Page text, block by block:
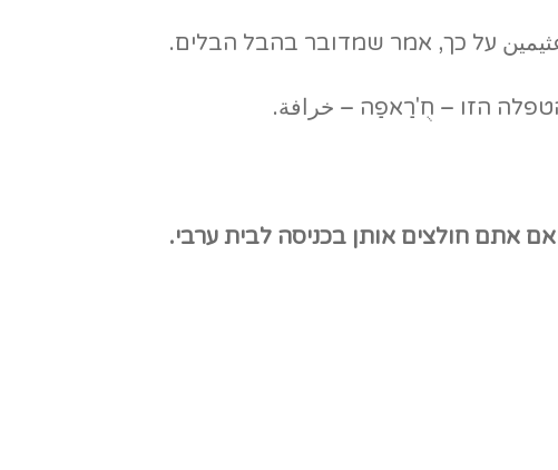
על כך, אמר שמדובר בהבל הבלים.
הזו – חֻ'רַאפַה – خرافة.
אתם חולצים אותן בכניסה לבית ערבי.